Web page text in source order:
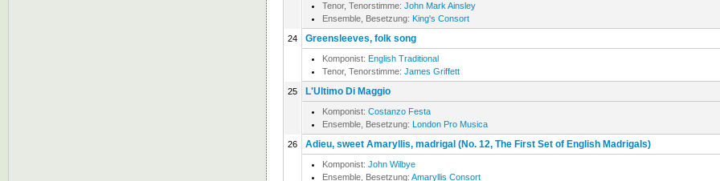
Tenor, Tenorstimme: John Mark Ainsley
Ensemble, Besetzung: King's Consort
24 Greensleeves, folk song
Komponist: English Traditional
Tenor, Tenorstimme: James Griffett
25 L'Ultimo Di Maggio
Komponist: Costanzo Festa
Ensemble, Besetzung: London Pro Musica
26 Adieu, sweet Amaryllis, madrigal (No. 12, The First Set of English Madrigals)
Komponist: John Wilbye
Ensemble, Besetzung: Amaryllis Consort